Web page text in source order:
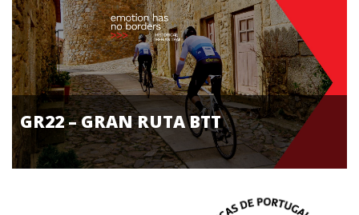
GR22 – GRAN RUTA BTT